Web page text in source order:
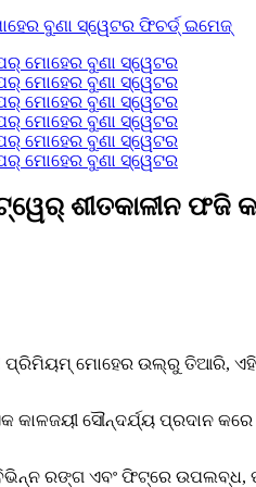
ଶୀତକାଳୀନ ଫଜି
ପ୍ରିମିୟମ୍ ମୋହେର ଉଲ୍‌ରୁ ତିଆରି,
ସୌନ୍ଦର୍ଯ୍ୟ ପ୍ରଦାନ
ରଙ୍ଗ ଏବଂ ଫିଟ୍‌ରେ ଉପଲବ୍ଧ,